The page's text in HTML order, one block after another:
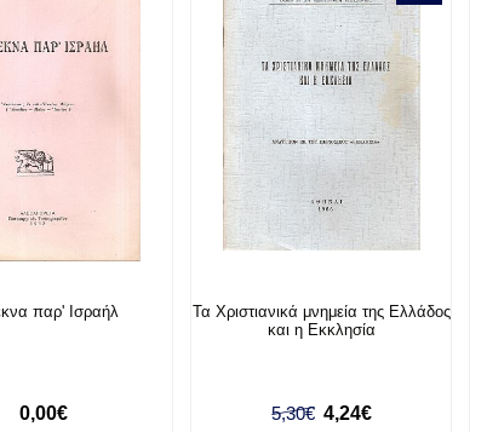
παρ' Ισραήλ
0,00€
Τα Χριστιανικά μνημεία της Ελλάδος
και η Εκκλησία
5,30€ 4,24€